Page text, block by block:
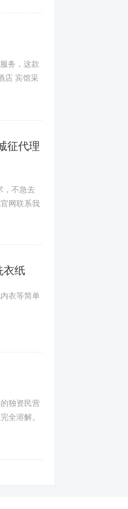
务，这款
店 宾馆采
征代理
，不急去
网联系我
衣纸
衣等简单
独资民营
全溶解。